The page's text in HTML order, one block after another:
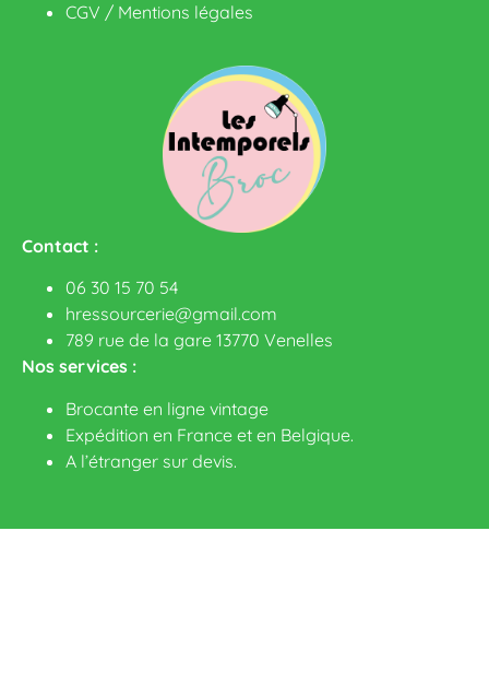
CGV / Mentions légales
Contact :
06 30 15 70 54
hressourcerie@gmail.com
789 rue de la gare 13770 Venelles
Nos services :
Brocante en ligne vintage
Expédition en France et en Belgique.
A l’étranger sur devis.